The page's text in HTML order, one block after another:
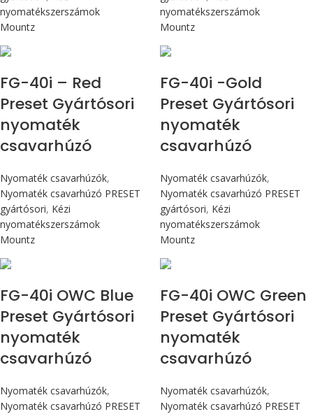
nyomatékszerszámok
Mountz
nyomatékszerszámok
Mountz
FG-40i – Red
Preset Gyártósori
nyomaték
csavarhúzó
Nyomaték csavarhúzók,
Nyomaték csavarhúzó PRESET
gyártósori, Kézi
nyomatékszerszámok
Mountz
FG-40i -Gold
Preset Gyártósori
nyomaték
csavarhúzó
Nyomaték csavarhúzók,
Nyomaték csavarhúzó PRESET
gyártósori, Kézi
nyomatékszerszámok
Mountz
FG-40i OWC Blue
Preset Gyártósori
nyomaték
csavarhúzó
Nyomaték csavarhúzók,
Nyomaték csavarhúzó PRESET
FG-40i OWC Green
Preset Gyártósori
nyomaték
csavarhúzó
Nyomaték csavarhúzók,
Nyomaték csavarhúzó PRESET